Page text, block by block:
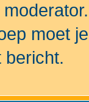
moet
bericht.